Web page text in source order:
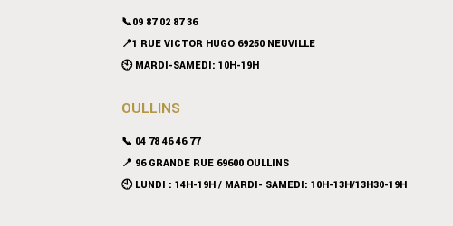
📞09 87 02 87 36
📍1 RUE VICTOR HUGO 69250 NEUVILLE
🕙 MARDI-SAMEDI: 10H-19H
OULLINS
📞 04 78 46 46 77
📍 96 GRANDE RUE 69600 OULLINS
🕙 LUNDI : 14H-19H / MARDI- SAMEDI: 10H-13H/13H30-19H